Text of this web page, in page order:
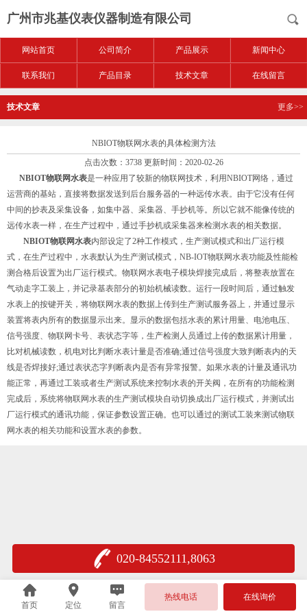
广州市兆基仪表仪器制造有限公司
网站首页 公司简介 产品展示 新闻中心
联系我们 产品目录 技术文章 在线留言
技术文章 更多>>
NBIOT物联网水表的具体检测方法
点击次数：3738 更新时间：2020-02-26
NBIOT物联网水表是一种应用了较新的物联网技术，利用NBIOT网络，通过
运营商的基站，直接将数据发送到后台服务器的一种远传水表。由于它没有任何
中间的抄表及采集设备，如集中器、采集器、手抄机等。所以它就不能像传统的
远传水表一样，在生产过程中，通过手抄机或采集器来检测水表的相关数据。
NBIOT物联网水表内部设定了2种工作模式，生产测试模式和出厂运行模
式，在生产过程中，水表默认为生产测试模式，NB-IOT物联网水表功能及性能检
测合格后设置为出厂运行模式。物联网水表电子模块焊接完成后，将整表放置在
气动走字工装上，并记录基表部分的初始机械读数。运行一段时间后，通过触发
水表上的按键开关，将物联网水表的数据上传到生产测试服务器上，并通过显示
装置将表内所有的数据显示出来。显示的数据包括水表的累计用量、电池电压、
信号强度、物联网卡号、表状态字等，生产检测人员通过上传的数据累计用量，
比对机械读数，机电对比判断水表计量是否准确;通过信号强度大致判断表内的天
线是否焊接好;通过表状态字判断表内是否有异常报警。如果水表的计量及通讯功
能正常，再通过工装或者生产测试系统来控制水表的开关阀，在所有的功能检测
完成后，系统将物联网水表的生产测试模块自动切换成出厂运行模式，并测试出
厂运行模式的通讯功能，保证参数设置正确。也可以通过的测试工装来测试物联
网水表的相关功能和设置水表的参数。
020-84552111,8063
首页 定位 留言
热线电话 在线询价